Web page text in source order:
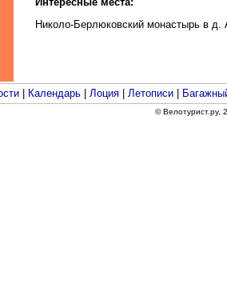
Николо-Берлюковский монастырь в д.
| Календарь| Лоция| Летописи|
© Велотурист.ру,